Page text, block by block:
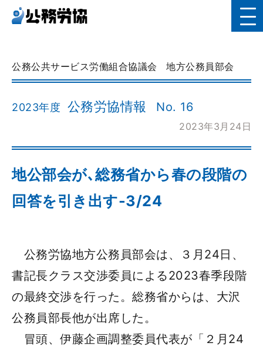
公務公共サービス労働組合協議会 地方公務員部会
2023年度 公務労協情報 No. 16
2023年3月24日
地公部会が､総務省から春の段階の
回答を引き出す-3/24
公務労協地方公務員部会は、３月24日、
書記長クラス交渉委員による2023春季段階
の最終交渉を行った。総務省からは、大沢
公務員部長他が出席した。
冒頭、伊藤企画調整委員代表が「２月24